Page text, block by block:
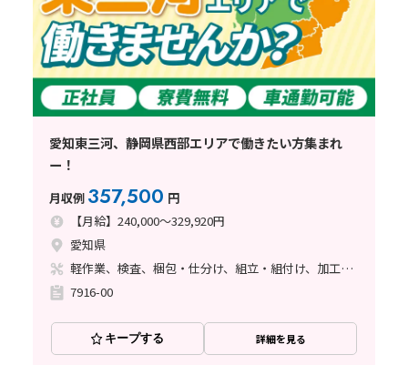
愛知東三河、静岡県西部エリアで働きたい方集まれ
ー！
月収例 357,500 円
【月給】240,000～329,920円
愛知県
軽作業、検査、梱包・仕分け、組立・組付け、加工、マシンオペレーター、クリーンルーム、清掃・洗浄、品質管理、メンテナンス・保全、フォークリフト、玉掛け・クレーン、ライン作業、ハンダ付け、鋳造・鍛造、立ち作業、溶接、塗装、バリ取り
7916-00
キープする 詳細を見る